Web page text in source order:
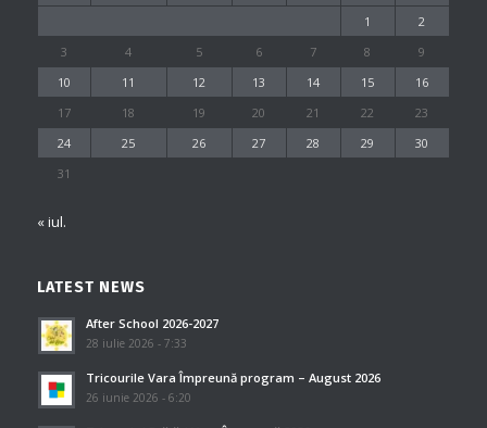
1
2
3
4 5 6 7 8
9
10
11 12 13 14 15
16
17
18 19 20 21 22
23
24
25 26 27 28 29
30
31
« iul.
LATEST NEWS
After School 2026-2027
28 iulie 2026 - 7:33
Tricourile Vara Împreună program – August 2026
26 iunie 2026 - 6:20